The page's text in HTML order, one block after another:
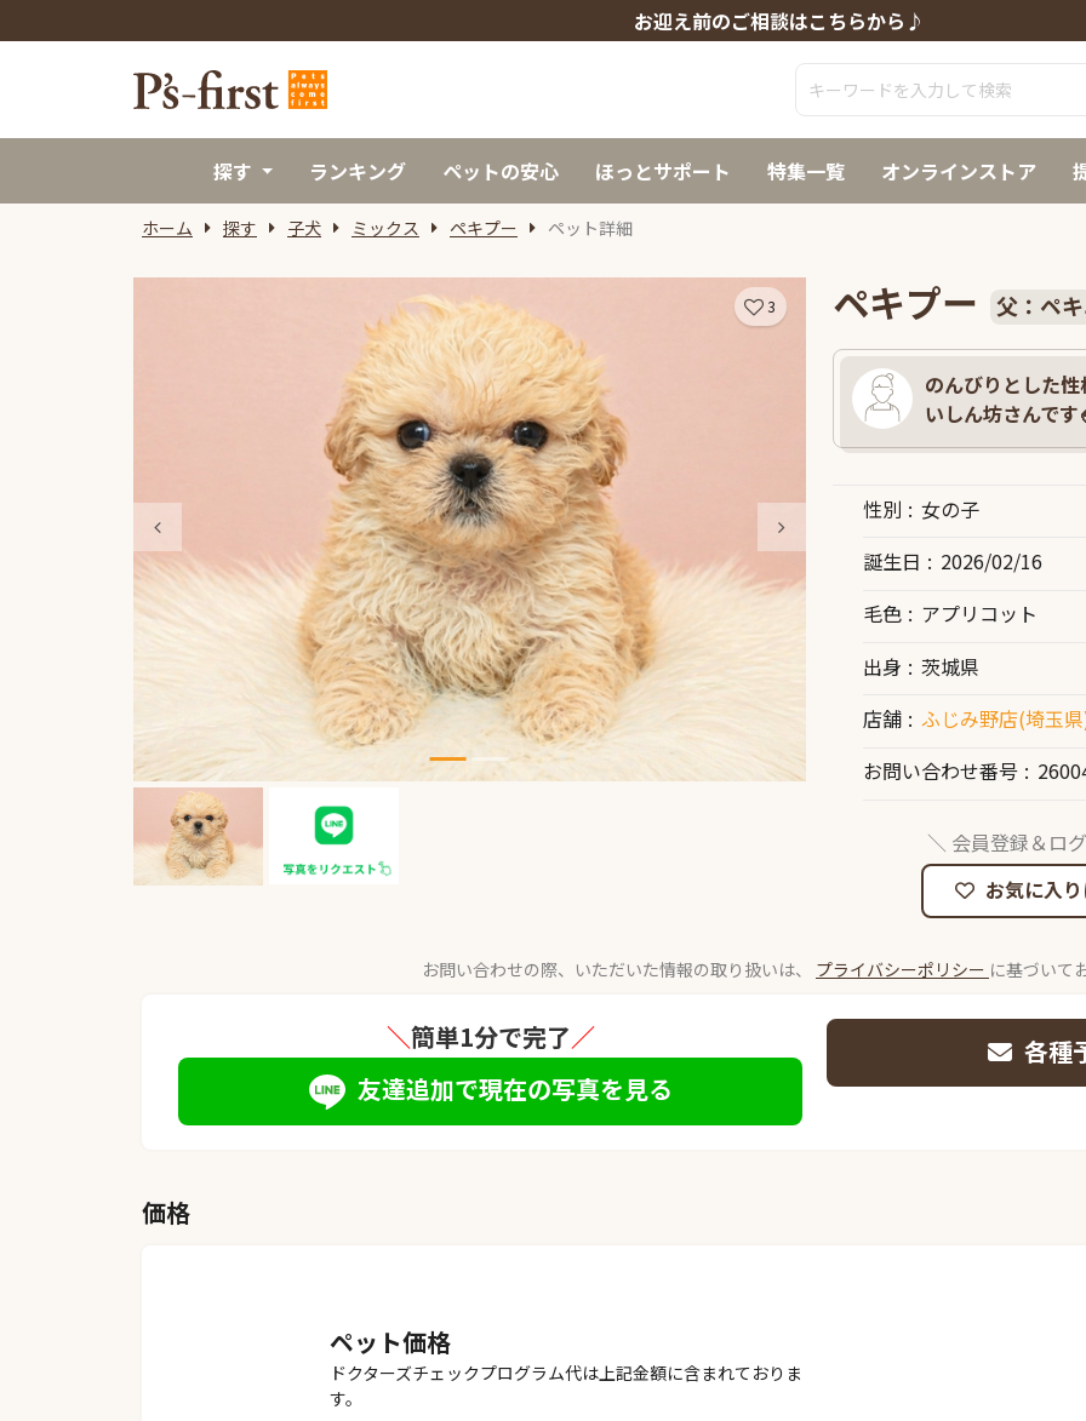
お迎え前のご相談はこちらから♪
探す ランキング ペットの安心 ほっとサポート 特集一覧 オンラインストア
ホーム 探す 子犬 ミックス ペキプー ペット詳細
3 ペキプー 父：ペ
のんびりとした
いしん坊さんで
性別
女の子
誕生日
2026/02/16
毛色
アプリコット
出身
茨城県
店舗
ふじみ野店(埼玉
お問い合わせ番号
＼ 会員登録＆ロ
お気に入
お問い合わせの際、いただいた情報の取り扱いは、 プライバシーポリシー に基づいて
＼簡単1分で完了／
友達追加で現在の写真を見る
各種
価格
ペット価格
ドクターズチェックプログラム代は上記金額に含まれておりま
す。